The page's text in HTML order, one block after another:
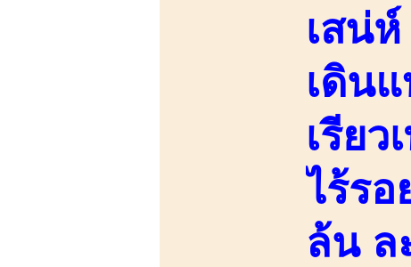
เสน่
เดิน
เรีย
ไร้ร
ล้น ล